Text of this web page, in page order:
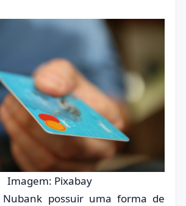
Imagem: Pixabay
possuir uma forma de